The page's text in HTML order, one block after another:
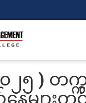
၀၂၅ ) တ
ေ့များ